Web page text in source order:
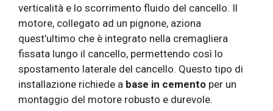
verticalità e lo scorrimento fluido del cancello. Il
motore, collegato ad un pignone, aziona
quest’ultimo che è integrato nella cremagliera
fissata lungo il cancello, permettendo così lo
spostamento laterale del cancello. Questo tipo di
installazione richiede a base in cemento per un
montaggio del motore robusto e durevole.